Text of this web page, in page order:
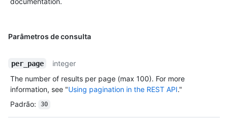
Parâmetros de consulta
per_page
integer
The number of results per page (max 100). For more
information, see "Using pagination in the REST API."
Padrão: 30